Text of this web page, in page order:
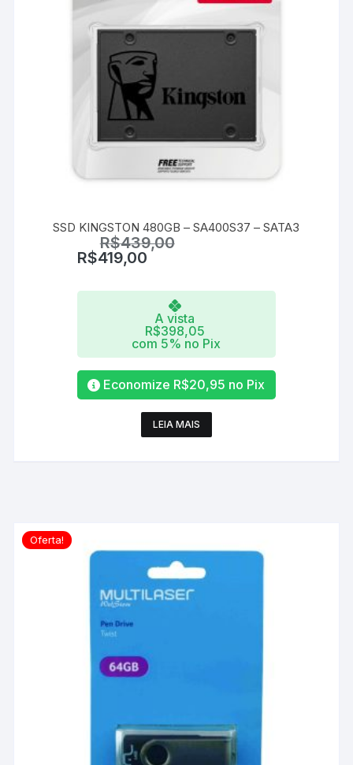
SSD KINGSTON 480GB – SA400S37 – SATA3
R$439,00
R$419,00
A vista
R$398,05
com 5% no Pix
Economize R$20,95 no Pix
LEIA MAIS
Oferta!